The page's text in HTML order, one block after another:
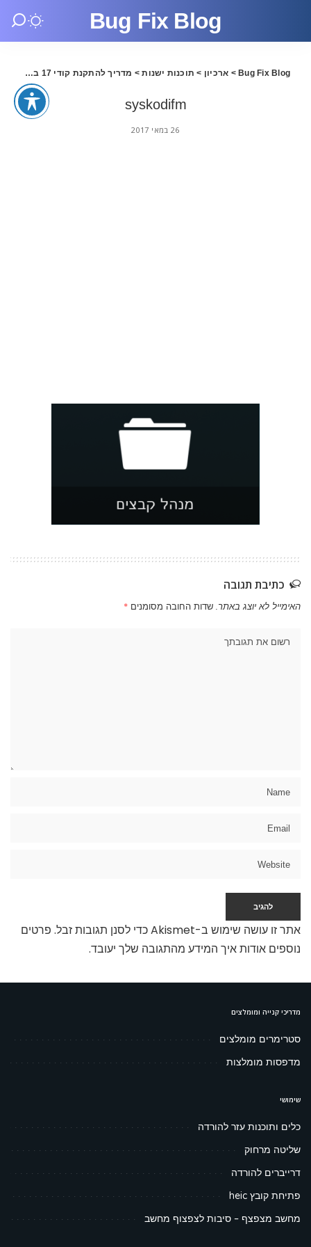
Bug Fix Blog
Bug Fix Blog
> ארכיון > תוכנות ישנות> מדריך להתקנת קודי 17 בעברית
syskodifm
26 במאי 2017
כתיבת תגובה
האימייל לא יוצג באתר. שדות החובה מסומנים *
אתר זו עושה שימוש ב-Akismet כדי לסנן תגובות זבל.
פרטים
נוספים אודות איך המידע מהתגובה שלך יעובד.
מדריכי קנייה ומומלצים
סטרימרים מומלצים
מדפסות מומלצות
שימושי
כלים ותוכנות עזר להורדה
שליטה מרחוק
דרייברים להורדה
פתיחת קובץ heic
מחשב מצפצף – סיבות לצפצוף מחשב